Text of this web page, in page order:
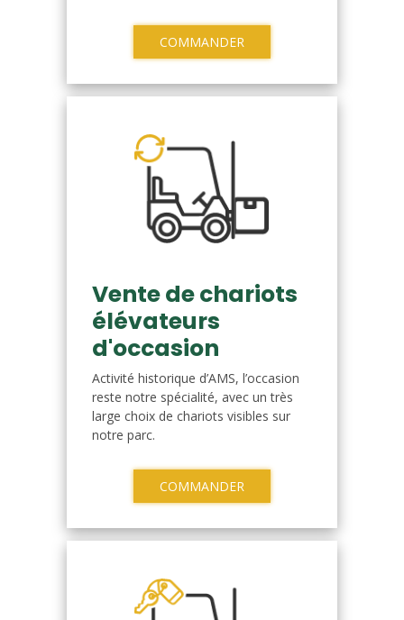
COMMANDER
Vente de chariots
élévateurs
d'occasion
Activité historique d’AMS, l’occasion
reste notre spécialité, avec un très
large choix de chariots visibles sur
notre parc.
COMMANDER